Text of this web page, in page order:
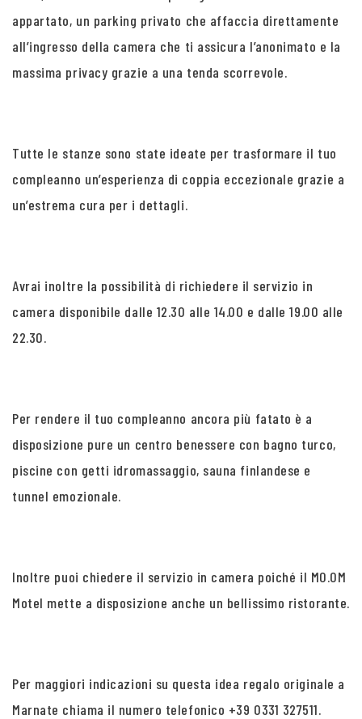
appartato, un parking privato che affaccia direttamente
all’ingresso della camera che ti assicura l’anonimato e la
massima privacy grazie a una tenda scorrevole.
Tutte le stanze sono state ideate per trasformare il tuo
compleanno un’esperienza di coppia eccezionale grazie a
un’estrema cura per i dettagli.
Avrai inoltre la possibilità di richiedere il servizio in
camera disponibile dalle 12.30 alle 14.00 e dalle 19.00 alle
22.30.
Per rendere il tuo compleanno ancora più fatato è a
disposizione pure un centro benessere con bagno turco,
piscine con getti idromassaggio, sauna finlandese e
tunnel emozionale.
Inoltre puoi chiedere il servizio in camera poiché il MO.OM
Motel mette a disposizione anche un bellissimo ristorante.
Per maggiori indicazioni su questa idea regalo originale a
Marnate chiama il numero telefonico +39 0331 327511.